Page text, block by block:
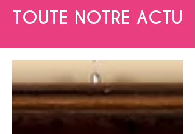
TOUTE NOTRE ACTU